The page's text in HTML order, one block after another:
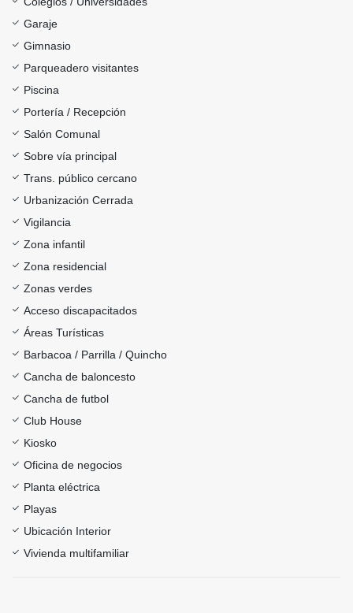
Garaje
Gimnasio
Parqueadero visitantes
Piscina
Portería / Recepción
Salón Comunal
Sobre vía principal
Trans. público cercano
Urbanización Cerrada
Vigilancia
Zona infantil
Zona residencial
Zonas verdes
Acceso discapacitados
Áreas Turísticas
Barbacoa / Parrilla / Quincho
Cancha de baloncesto
Cancha de futbol
Club House
Kiosko
Oficina de negocios
Planta eléctrica
Playas
Ubicación Interior
Vivienda multifamiliar